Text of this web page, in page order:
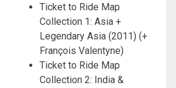
Ticket to Ride Map
Collection 1: Asia +
Legendary Asia (2011) (+
François Valentyne)
Ticket to Ride Map
Collection 2: India &